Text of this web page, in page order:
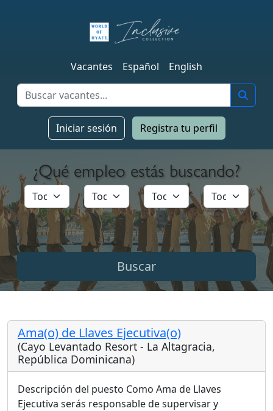
Vacantes Español English
Iniciar sesión Registra tu perfil
¿Qué empleo estás buscando?
Ama(o) de Llaves Ejecutiva(o)
(Cayo Levantado Resort - La Altagracia,
República Dominicana)
Descripción del puesto Como Ama de Llaves
Ejecutiva serás responsable de supervisar y